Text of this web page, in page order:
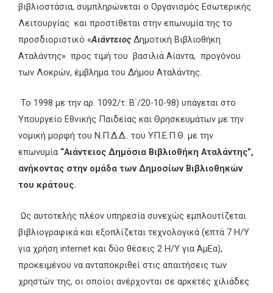
βιβλιοστάσια, συμπληρώνεται ο Οργανισμός Εσωτερικής
Λειτουργίας και προστίθεται στην επωνυμία της το
προσδιοριστικό «Αιάντειος Δημοτική Βιβλιοθήκη
Αταλάντης» προς τιμή του βασιλιά Αίαντα, προγόνου
των Λοκρών, έμβλημα του Δήμου Αταλάντης.
Το 1998 με την αρ. 1092/τ. Β΄/20-10-98) υπάγεται στο
Υπουργείο Εθνικής Παιδείας και Θρησκευμάτων με την
νομική μορφή του Ν.Π.Δ.Δ.. του ΥΠ.Ε.Π.Θ. με την
επωνυμία “Αιάντειος Δημόσια Βιβλιοθήκη Αταλάντης”,
ανήκοντας στην ομάδα των Δημοσίων Βιβλιοθηκών
του κράτους.
Ως αυτοτελής πλέον υπηρεσία συνεχώς εμπλουτίζεται
βιβλιογραφικά και εξοπλίζεται τεχνολογικά (επτά 7 Η/Υ
για χρήση internet και δύο θέσεις 2 Η/Υ για ΑμΕα),
προκειμένου να ανταποκριθεί στις απαιτήσεις των
χρηστών της, οι οποίοι ανέρχονται σε αρκετές χιλιάδες